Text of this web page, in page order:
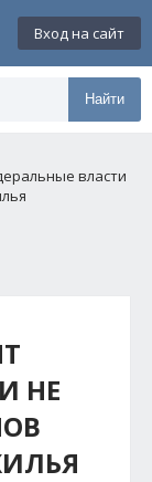
Вход на сайт
Найти
власти
НЕ